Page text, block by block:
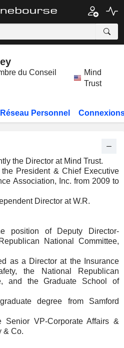
du Conseil
Mind
Trust
Réseau Personnel
the Director at Mind Trust.
President & Chief Executive
Association, Inc. from 2009 to
Director at W.R.
position of Deputy Director-
National Committee,
as a Director at the Insurance
the National Republican
and the Graduate School of
degree from Samford
VP-Corporate Affairs &
& Co.